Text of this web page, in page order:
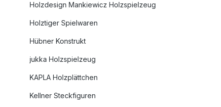
Holzdesign Mankiewicz Holzspielzeug
Holztiger Spielwaren
Hübner Konstrukt
jukka Holzspielzeug
KAPLA Holzplättchen
Kellner Steckfiguren